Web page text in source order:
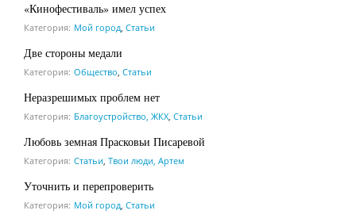
«Кинофестиваль» имел успех
Категория: Мой город, Статьи
Две стороны медали
Категория: Общество, Статьи
Неразрешимых проблем нет
Категория: Благоустройство, ЖКХ, Статьи
Любовь земная Прасковьи Писаревой
Категория: Статьи, Твои люди, Артем
Уточнить и перепроверить
Категория: Мой город, Статьи